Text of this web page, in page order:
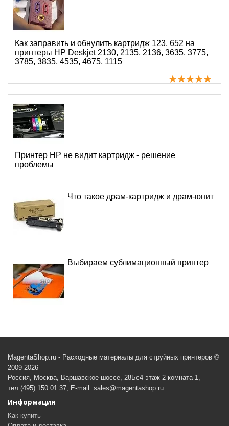
Как заправить и обнулить картридж 123, 652 на
принтеры HP Deskjet 2130, 2135, 2136, 3635, 3775,
3785, 3835, 4535, 4675, 1115
Принтер HP не видит картридж - решение
проблемы
Что такое драм-картридж и драм-юнит
Выбираем сублимационный принтер
MagentaShop.ru - Расходные материалы для струйных принтеров ©
2009-2026
Россия, Москва, Варшавское шоссе, 28Бс4 этаж 2 комната 1,
тел:(495) 150 01 37, E-mail: sales@magentashop.ru
Информация
Как купить